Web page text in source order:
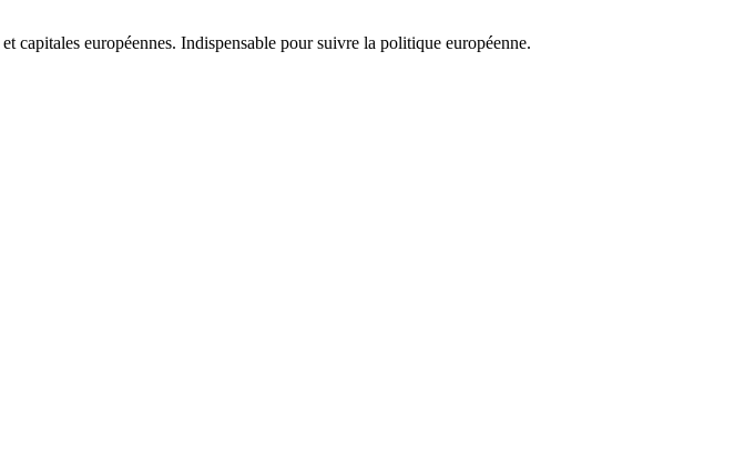
capitales européennes. Indispensable pour suivre la politique européenne.